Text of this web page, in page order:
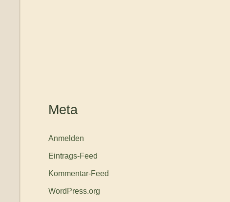
Meta
Anmelden
Eintrags-Feed
Kommentar-Feed
WordPress.org